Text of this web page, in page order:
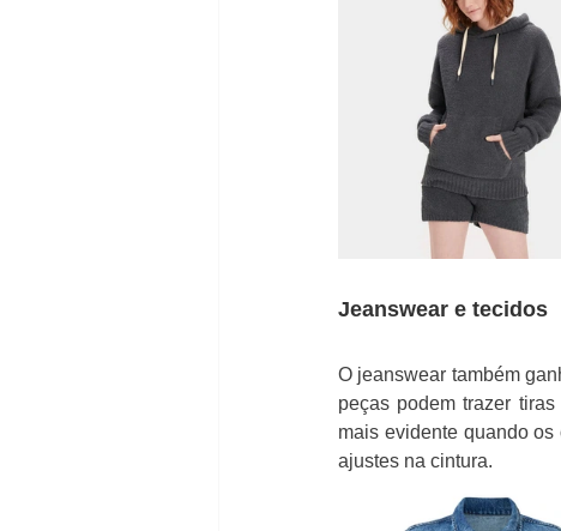
Jeanswear e tecidos
O jeanswear também
peças podem trazer
mais evidente quando
ajustes na cintura.